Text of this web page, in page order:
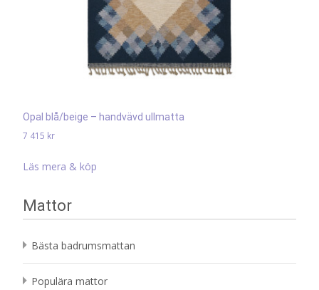
Opal blå/beige – handvävd ullmatta
7 415 kr
Läs mera & köp
Mattor
Bästa badrumsmattan
Populära mattor